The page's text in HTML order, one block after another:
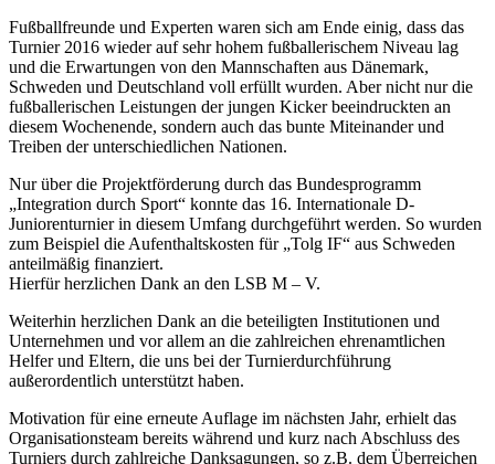
Fußballfreunde und Experten waren sich am Ende einig, dass das
Turnier 2016 wieder auf sehr hohem fußballerischem Niveau lag
und die Erwartungen von den Mannschaften aus Dänemark,
Schweden und Deutschland voll erfüllt wurden. Aber nicht nur die
fußballerischen Leistungen der jungen Kicker beeindruckten an
diesem Wochenende, sondern auch das bunte Miteinander und
Treiben der unterschiedlichen Nationen.
Nur über die Projektförderung durch das Bundesprogramm
„Integration durch Sport“ konnte das 16. Internationale D-
Juniorenturnier in diesem Umfang durchgeführt werden. So wurden
zum Beispiel die Aufenthaltskosten für „Tolg IF“ aus Schweden
anteilmäßig finanziert.
Hierfür herzlichen Dank an den LSB M – V.
Weiterhin herzlichen Dank an die beteiligten Institutionen und
Unternehmen und vor allem an die zahlreichen ehrenamtlichen
Helfer und Eltern, die uns bei der Turnierdurchführung
außerordentlich unterstützt haben.
Motivation für eine erneute Auflage im nächsten Jahr, erhielt das
Organisationsteam bereits während und kurz nach Abschluss des
Turniers durch zahlreiche Danksagungen, so z.B. dem Überreichen